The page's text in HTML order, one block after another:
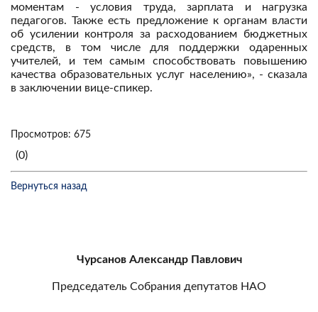
моментам - условия труда, зарплата и нагрузка
педагогов. Также есть предложение к органам власти
об усилении контроля за расходованием бюджетных
средств, в том числе для поддержки одаренных
учителей, и тем самым способствовать повышению
качества образовательных услуг населению», - сказала
в заключении вице-спикер.
Просмотров: 675
(0)
Вернуться назад
Чурсанов Александр Павлович
Председатель Собрания депутатов НАО